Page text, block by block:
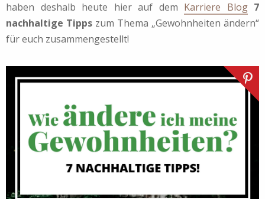
haben deshalb heute hier auf dem Karriere Blog 7
nachhaltige Tipps zum Thema „Gewohnheiten ändern“
für euch zusammengestellt!